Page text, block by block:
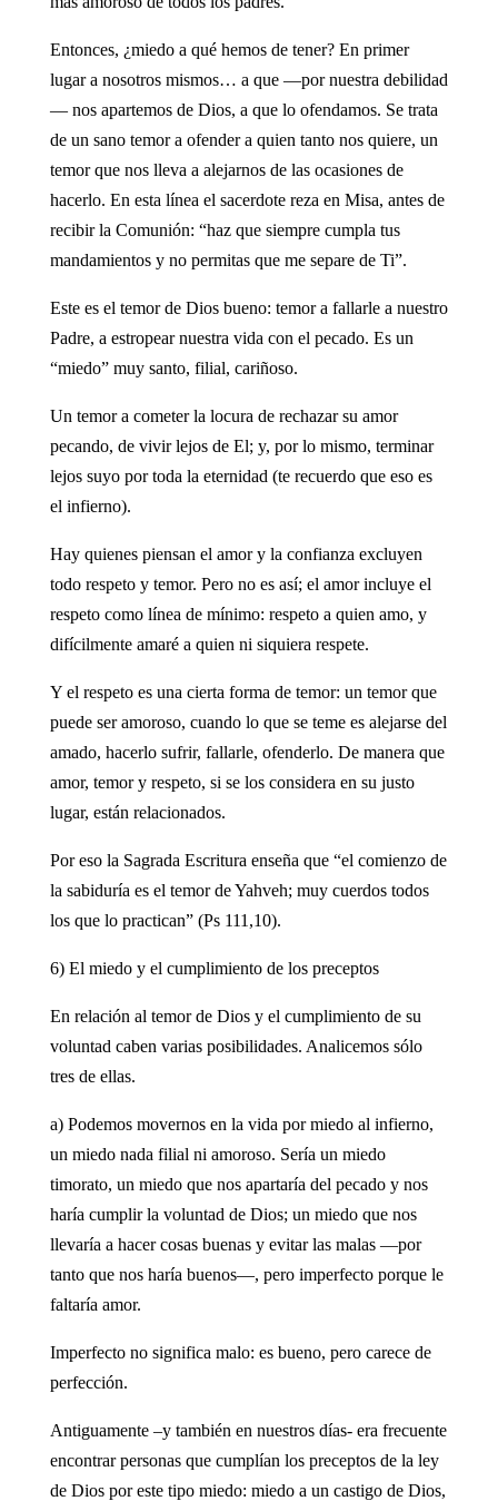
Entonces, ¿miedo a qué hemos de tener? En primer
lugar a nosotros mismos… a que —por nuestra debilidad
— nos apartemos de Dios, a que lo ofendamos. Se trata
de un sano temor a ofender a quien tanto nos quiere, un
temor que nos lleva a alejarnos de las ocasiones de
hacerlo. En esta línea el sacerdote reza en Misa, antes de
recibir la Comunión: “haz que siempre cumpla tus
mandamientos y no permitas que me separe de Ti”.
Este es el temor de Dios bueno: temor a fallarle a nuestro
Padre, a estropear nuestra vida con el pecado. Es un
“miedo” muy santo, filial, cariñoso.
Un temor a cometer la locura de rechazar su amor
pecando, de vivir lejos de El; y, por lo mismo, terminar
lejos suyo por toda la eternidad (te recuerdo que eso es
el infierno).
Hay quienes piensan el amor y la confianza excluyen
todo respeto y temor. Pero no es así; el amor incluye el
respeto como línea de mínimo: respeto a quien amo, y
difícilmente amaré a quien ni siquiera respete.
Y el respeto es una cierta forma de temor: un temor que
puede ser amoroso, cuando lo que se teme es alejarse del
amado, hacerlo sufrir, fallarle, ofenderlo. De manera que
amor, temor y respeto, si se los considera en su justo
lugar, están relacionados.
Por eso la Sagrada Escritura enseña que “el comienzo de
la sabiduría es el temor de Yahveh; muy cuerdos todos
los que lo practican” (Ps 111,10).
6) El miedo y el cumplimiento de los preceptos
En relación al temor de Dios y el cumplimiento de su
voluntad caben varias posibilidades. Analicemos sólo
tres de ellas.
a) Podemos movernos en la vida por miedo al infierno,
un miedo nada filial ni amoroso. Sería un miedo
timorato, un miedo que nos apartaría del pecado y nos
haría cumplir la voluntad de Dios; un miedo que nos
llevaría a hacer cosas buenas y evitar las malas —por
tanto que nos haría buenos—, pero imperfecto porque le
faltaría amor.
Imperfecto no significa malo: es bueno, pero carece de
perfección.
Antiguamente –y también en nuestros días- era frecuente
encontrar personas que cumplían los preceptos de la ley
de Dios por este tipo miedo: miedo a un castigo de Dios,